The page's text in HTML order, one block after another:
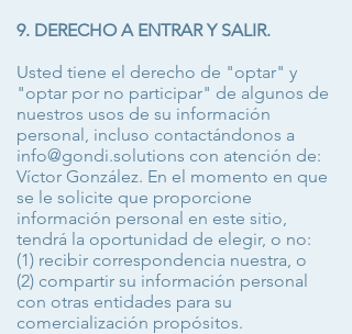
9. DERECHO A ENTRAR Y SALIR.
Usted tiene el derecho de "optar" y
"optar por no participar" de algunos de
nuestros usos de su información
personal, incluso contactándonos a
info@gondi.solutions con atención de:
Víctor González. En el momento en que
se le solicite que proporcione
información personal en este sitio,
tendrá la oportunidad de elegir, o no:
(1) recibir correspondencia nuestra, o
(2) compartir su información personal
con otras entidades para su
comercialización propósitos.